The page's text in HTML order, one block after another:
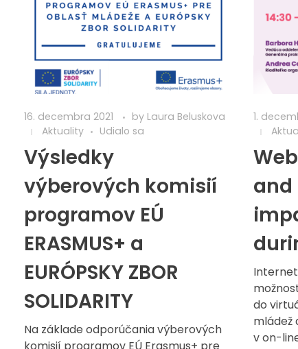
16. decembra 2021 by Laura Beluskova
Aktuality
Udialo sa
Výsledky
výberových komisií
programov EÚ
ERASMUS+ a
EURÓPSKY ZBOR
SOLIDARITY
Na základe odporúčania výberových
1.
and
do
mládež
v on-